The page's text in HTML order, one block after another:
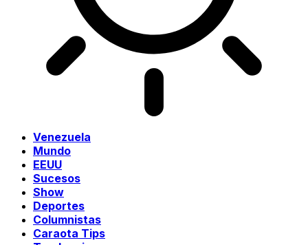
Venezuela
Mundo
EEUU
Sucesos
Show
Deportes
Columnistas
Caraota Tips